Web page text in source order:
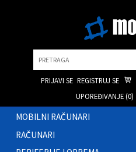
PRIJAVI SE REGISTRUJ SE
UPOREĐIVANJE (0)
MOBILNI RAČUNARI
RAČUNARI